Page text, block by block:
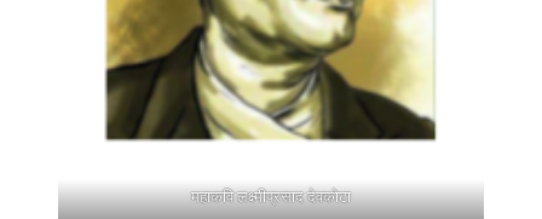
महाकवि लक्ष्मीप्रसाद देवकोटा